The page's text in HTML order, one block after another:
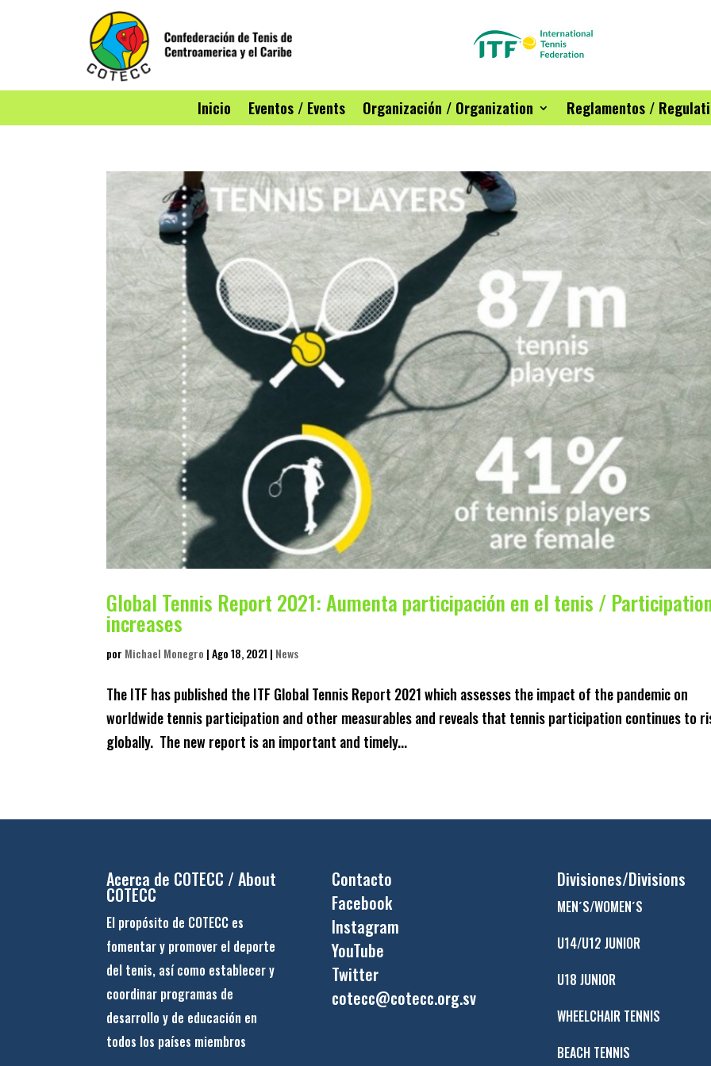
Inicio Eventos / Events Organización / Organization Reglamentos /
Global Tennis Report 2021: Aumenta participación en el tenis /
increases
por Michael Monegro |Ago 18, 2021 | News
The ITF has published the ITF Global Tennis Report 2021 which assesses the impact of the pandemic on
worldwide tennis participation and other measurables and reveals that tennis participation continues to
globally. The new report is an important and timely...
Acerca de COTECC / About
COTECC
El propósito de COTECC es
fomentar y promover el deporte
del tenis, así como establecer y
coordinar programas de
desarrollo y de educación en
todos los países miembros
Contacto
Facebook
Instagram
YouTube
Twitter
cotecc@cotecc.org.sv
Divisiones/Divisions
MEN´S/WOMEN´S
U14/U12 JUNIOR
U18 JUNIOR
WHEELCHAIR TENNIS
BEACH TENNIS